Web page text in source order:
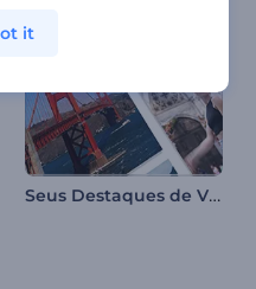
Seus Destaques de Viagem
it